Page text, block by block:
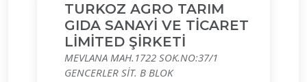
TURKOZ AGRO TARIM
GIDA SANAYİ VE TİCARET
LİMİTED ŞİRKETİ
MEVLANA MAH.1722 SOK.NO:37/1
GENCERLER SİT. B BLOK